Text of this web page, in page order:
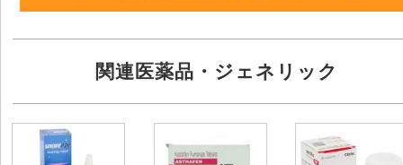
関連医薬品・ジェネリック